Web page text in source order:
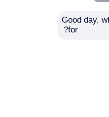
Good day,
for?